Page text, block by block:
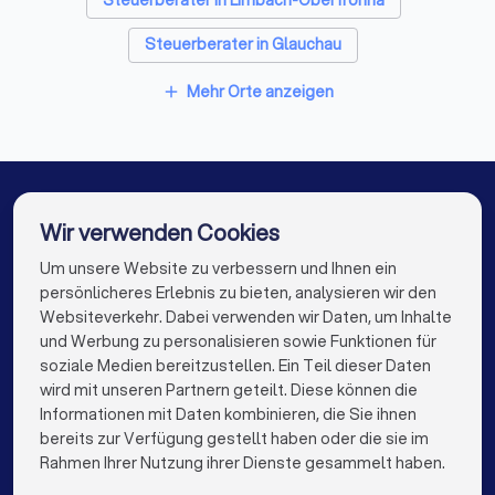
persönlich oder hybrid?
Welche Software nutzen Sie (z.B. DATEV)?
✓
Anfragen?
✓ Gibt es eine Vertretung bei Urlaub oder
Krankheit?
Diese Unterlagen sollten Sie mitbringen
Letzte Steuerbescheide
Steuerberater in Glauchau
Steuerberater in Crimmitschau
Steuerberater in Taucha (Sachsen)
Steuerberater in Berlin
Steuerberater in Hamburg
Steuerberater in München
Steuerberater in Köln
Steuerberater in Frankfurt am Main
Steuerberater in Stuttgart
Steuerberater in Düsseldorf
add Mehr Orte anzeigen
Die besten Steuerberater für Sie
info@trustlocal.de
FÜR PRIVATPERSONEN
Wir verwenden Cookies
Um unsere Website zu verbessern und Ihnen ein
persönlicheres Erlebnis zu bieten, analysieren wir den
Websiteverkehr. Dabei verwenden wir Daten, um Inhalte
und Werbung zu personalisieren sowie Funktionen für
soziale Medien bereitzustellen. Ein Teil dieser Daten
wird mit unseren Partnern geteilt. Diese können die
Informationen mit Daten kombinieren, die Sie ihnen
bereits zur Verfügung gestellt haben oder die sie im
Rahmen Ihrer Nutzung ihrer Dienste gesammelt haben.